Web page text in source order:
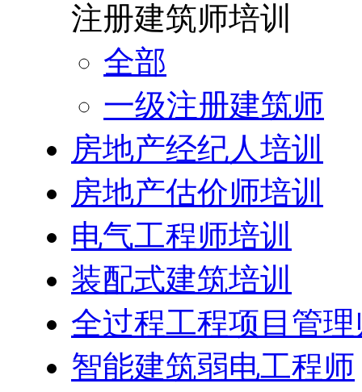
注册建筑师培训
全部
一级注册建筑师
房地产经纪人培训
房地产估价师培训
电气工程师培训
装配式建筑培训
全过程工程项目管理
智能建筑弱电工程师